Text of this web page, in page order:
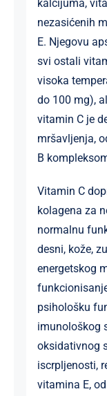
kalcijuma,
nezasićenih
E. Njegovu
svi ostali
visoka
do 100 mg),
vitamin C je
mršavljenja,
B
Vitamin C
kolagena za
normalnu
desni, kože,
energetskog
psihološku
imunološkog
oksidativnog
iscrpljenosti,
vitamina E,